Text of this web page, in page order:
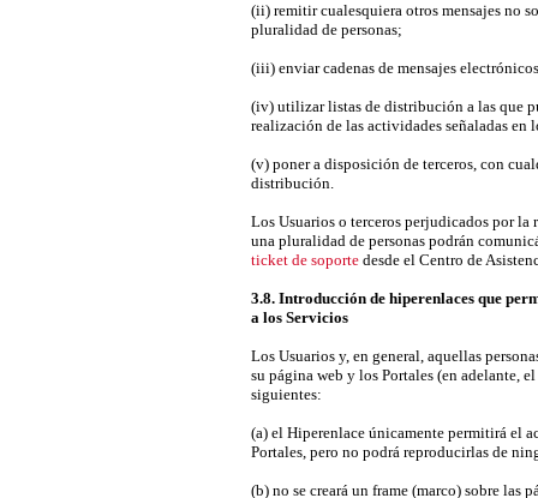
(ii) remitir cualesquiera otros mensajes no
pluralidad de personas;
(iii) enviar cadenas de mensajes
(iv) utilizar listas de distribución a las que
realización de las actividades señaladas en
(v) poner a disposición de terceros, con
distribución.
Los Usuarios o terceros perjudicados por
una pluralidad de personas podrán
ticket de soportedesde el Centro de
3.8. Introducción de hiperenlaces que
a los Servicios
Los Usuarios y, en general, aquellas
su página web y los Portales (en adelante,
siguientes:
(a) el Hiperenlace únicamente permitirá el
Portales, pero no podrá reproducirlas de
(b) no se creará un frame (marco) sobre las